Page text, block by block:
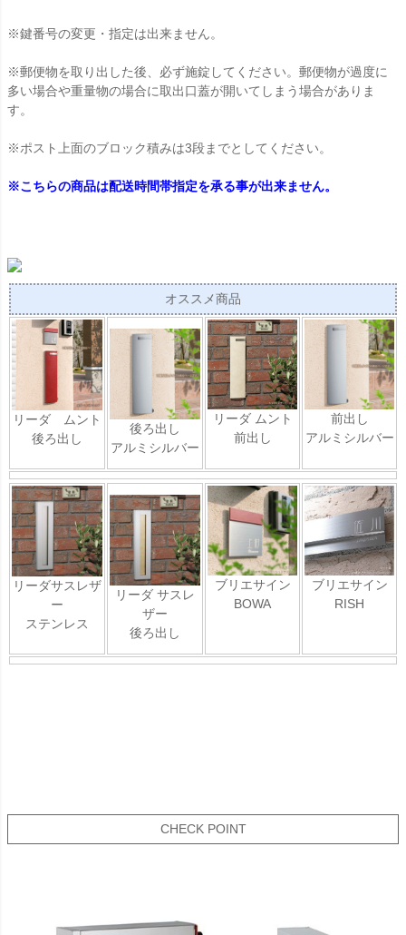
※鍵番号の変更・指定は出来ません。
※郵便物を取り出した後、必ず施錠してください。郵便物が過度に
多い場合や重量物の場合に取出口蓋が開いてしまう場合がありま
す。
※ポスト上面のブロック積みは3段までとしてください。
※こちらの商品は配送時間帯指定を承る事が出来ません。
オススメ商品
リーダ ムント
後ろ出し
後ろ出し
アルミシルバー
リーダ ムント
前出し
前出し
アルミシルバー
リーダサスレザ
ー
ステンレス
リーダ サスレ
ザー
後ろ出し
ブリエサイン
BOWA
ブリエサイン
RISH
CHECK POINT